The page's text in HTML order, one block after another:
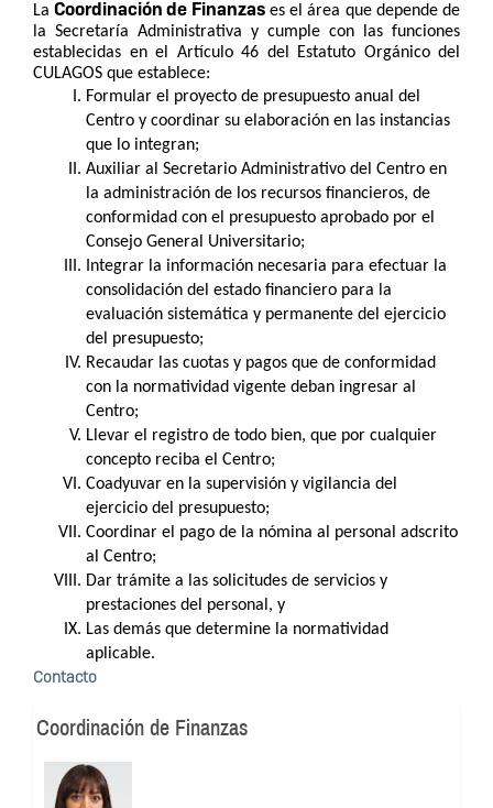
La Coordinación de Finanzas es el área que depende de
la Secretaría Administrativa y cumple con las funciones
establecidas en el Artículo 46 del Estatuto Orgánico del
CULAGOS que establece:
Formular el proyecto de presupuesto anual del
Centro y coordinar su elaboración en las instancias
que lo integran;
Auxiliar al Secretario Administrativo del Centro en
la administración de los recursos financieros, de
conformidad con el presupuesto aprobado por el
Consejo General Universitario;
Integrar la información necesaria para efectuar la
consolidación del estado financiero para la
evaluación sistemática y permanente del ejercicio
del presupuesto;
Recaudar las cuotas y pagos que de conformidad
con la normatividad vigente deban ingresar al
Centro;
Llevar el registro de todo bien, que por cualquier
concepto reciba el Centro;
Coadyuvar en la supervisión y vigilancia del
ejercicio del presupuesto;
Coordinar el pago de la nómina al personal adscrito
al Centro;
Dar trámite a las solicitudes de servicios y
prestaciones del personal, y
Las demás que determine la normatividad
aplicable.
Contacto
Coordinación de Finanzas